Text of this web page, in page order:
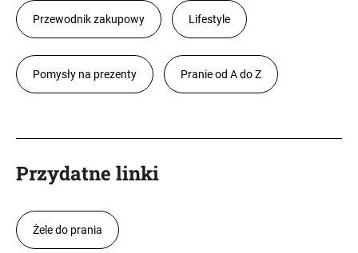
Przewodnik zakupowy Lifestyle
Pomysły na prezenty Pranie od A do Z
Przydatne linki
Żele do prania